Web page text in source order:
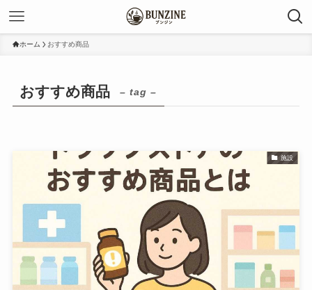
ホーム おすすめ商品
おすすめ商品 – tag –
施設